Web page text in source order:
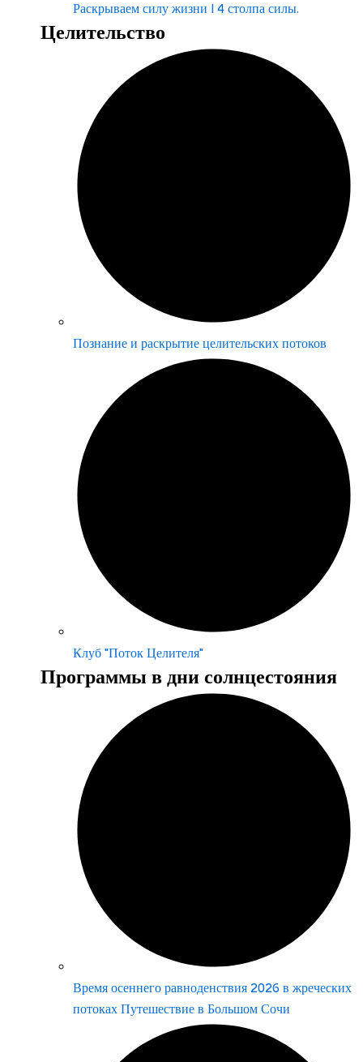
Раскрываем силу жизни | 4 столпа силы.
Целительство
Познание и раскрытие целительских потоков
Клуб "Поток Целителя"
Программы в дни солнцестояния
Время осеннего равноденствия 2026 в жреческих
потоках Путешествие в Большом Сочи